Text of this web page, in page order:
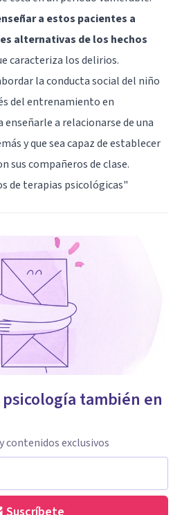
a estos pacientes a
alternativas de los hechos
caracteriza los delirios.
la conducta social del niño
del entrenamiento en
enseñarle a relacionarse de una
y que sea capaz de establecer
sus compañeros de clase.
de terapias psicológicas"
también en
contenidos exclusivos